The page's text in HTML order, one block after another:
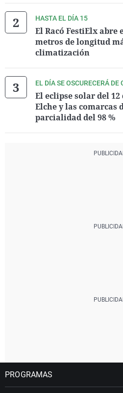
HASTA EL DÍA 15
El Racó FestiElx abre
metros de longitud
climatización
EL DÍA SE OSCURECERÁ DE
El eclipse solar del 12
Elche y las comarcas
parcialidad del 98 %
PROGRAMAS